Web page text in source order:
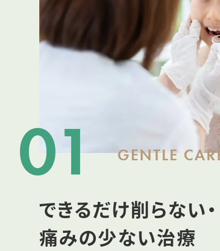
01 GENTLE
できるだけ削らない・
痛みの少ない治療